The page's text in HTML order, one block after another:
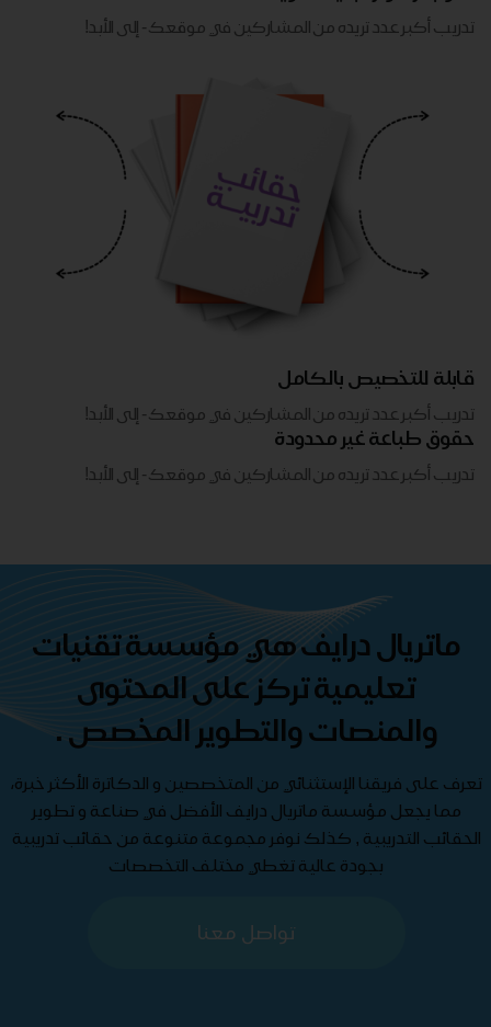
تدريب أكبر عدد تريده من المشاركين في موقعك - ​​إلى الأبد!
قابلة للتخصيص بالكامل
تدريب أكبر عدد تريده من المشاركين في موقعك - ​​إلى الأبد!
حقوق طباعة غير محدودة
تدريب أكبر عدد تريده من المشاركين في موقعك - ​​إلى الأبد!
ماتريال درايف هي مؤسسة تقنيات
تعليمية تركز على المحتوى
والمنصات والتطوير المخصص .
تعرف على فريقنا الإستثنائي من المتخصصين و الدكاترة الأكثر خبرة،
مما يجعل مؤسسة ماتريال درايف الأفضل في صناعة و تطوير
الحقائب التدريبية , كذلك نوفر مجموعة متنوعة من حقائب تدريبية
بجودة عالية تغطي مختلف التخصصات
تواصل معنا